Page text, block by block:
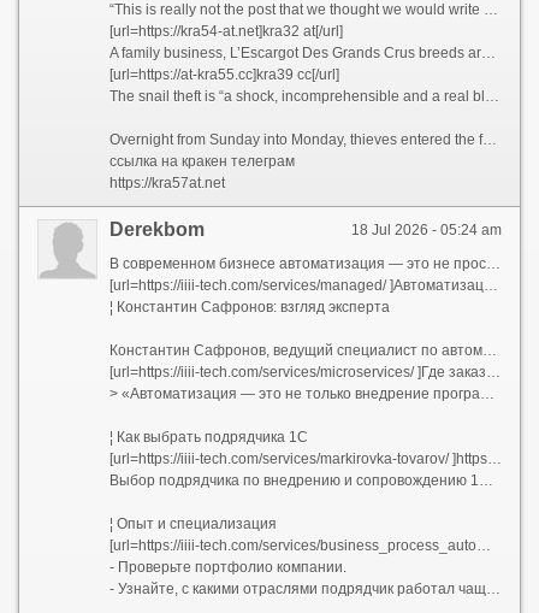
“This is really not the post that we thought we would write approaching the holidays,” L’Escargot Des Grands Crus wrote in a post on Facebook Tuesday. “We were victims of a burglary and our stock of fresh and frozen snails was stolen.”
[url=https://kra54-at.net]kra32 at[/url]
A family business, L’Escargot Des Grands Crus breeds around 350,000 snails annually, preparing the escargots “with the greatest care,” according to its website.
[url=https://at-kra55.cc]kra39 cc[/url]
The snail theft is “a shock, incomprehensible and a real blow for all of the team,” the farm, which is based in Bouzy, northeastern France, said on Facebook.
Overnight from Sunday into Monday, thieves entered the farm undetected and broke into the buildings housing the snails, French public broadcaster France Info reported. Th
ссылка на кракен телеграм
https://kra57at.net
18 Jul 2026 - 05:24 am
Derekbom
[url=https://iiii-tech.com/services/managed/ ]Автоматизация[/url]
¦ Константин Сафронов: взгляд эксперта
Константин Сафронов, ведущий специалист по автоматизации бизнес-процессов, отмечает:
[url=https://iiii-tech.com/services/microservices/ ]Где заказывать managed сервисы[/url]
> «Автоматизация — это не только внедрение программ, но и грамотная стратегия развития компании. Важно выбрать партнёра, который понимает специфику вашего бизнеса и готов предложить индивидуальные решения».
¦ Как выбрать подрядчика 1С
[url=https://iiii-tech.com/services/markirovka-tovarov/ ]https://iiii-tech.com/services/microservices/[/url]
Выбор подрядчика по внедрению и сопровождению 1С — ответственный шаг. Вот несколько критериев:
¦ Опыт и специализация
[url=https://iiii-tech.com/services/business_process_automation/ ]Автоматизация[/url]
- Проверьте портфолио компании.
- Узнайте, с какими отраслями подрядчик работал чаще всего.